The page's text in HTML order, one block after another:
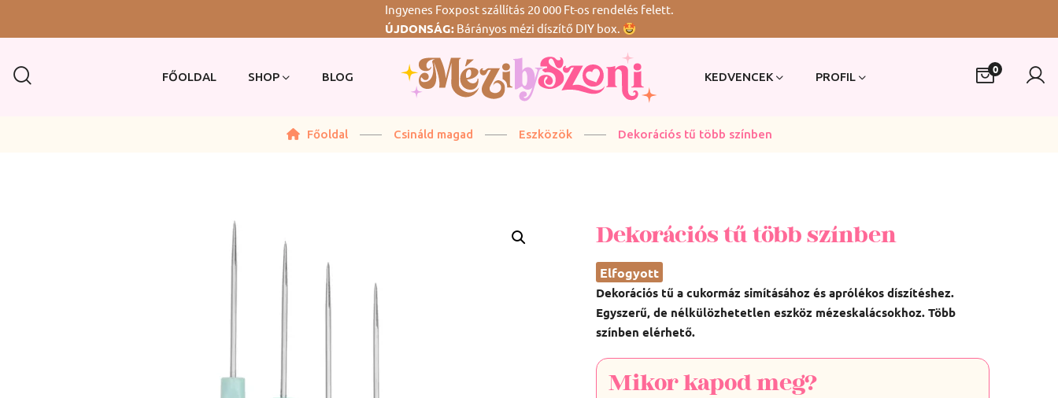
Ingyenes Foxpost szállítás 20 000 Ft-os rendelés felett.
ÚJDONSÁG:Bárányos mézi díszítő DIY box.
FŐOLDAL SHOP BLOG KEDVENCEK PROFIL
0
Főoldal Csináld magad Eszközök Dekorációs tű több színben
Dekorációs tű több színben
Elfogyott
Dekorációs tű a cukormáz simításához és aprólékos díszítéshez.
Egyszerű, de nélkülözhetetlen eszköz mézeskalácsokhoz. Több
színben elérhető.
Mikor kapod meg?